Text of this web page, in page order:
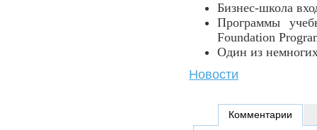
Бизнес-школа
Программы
Foundation
Один из
Новости
Комментарии